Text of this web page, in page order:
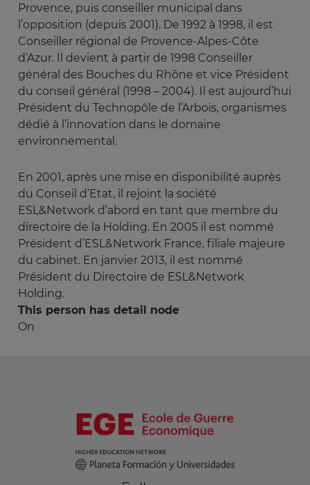
Provence, puis conseiller municipal dans
l’opposition (depuis 2001). De 1992 à 1998, il est
Conseiller régional de Provence-Alpes-Côte
d’Azur. Il devient à partir de 1998 Conseiller
général des Bouches du Rhône et vice Président
du conseil général (1998 – 2004). Il est aujourd’hui
Président du Technopôle de l’Arbois, organismes
dédié à l’innovation dans le domaine
environnemental.
En 2001, après une mise en disponibilité auprès
du Conseil d’Etat, il rejoint la société
ESL&Network d’abord en tant que membre du
directoire de la Holding. En 2005 il est nommé
Président d’ESL&Network France, filiale majeure
du cabinet. En janvier 2013, il est nommé
Président du Directoire de ESL&Network
Holding.
This person has detail node
On